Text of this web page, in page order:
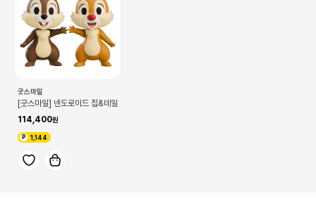
굿스마일
[굿스마일] 넨도로이드 칩&데일
114,400
1,144